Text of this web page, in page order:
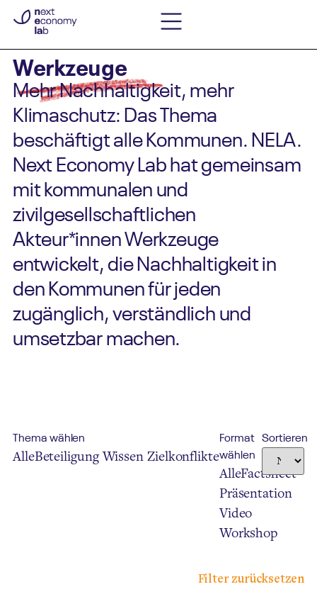
Werkzeuge
Mehr Nachhaltigkeit, mehr
Klimaschutz: Das Thema
beschäftigt alle Kommunen. NELA.
Next Economy Lab hat gemeinsam
mit kommunalen und
zivilgesellschaftlichen
Akteur*innen Werkzeuge
entwickelt, die Nachhaltigkeit in
den Kommunen für jeden
zugänglich, verständlich und
umsetzbar machen.
Thema wählen
AlleBeteiligung Wissen Zielkonflikte
Format
wählen
AlleFactsheet
Präsentation
Video
Workshop
Sortieren
Filter zurücksetzen